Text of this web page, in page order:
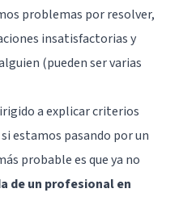
problemas por resolver,
insatisfactorias y
(pueden ser varias
a explicar criterios
estamos pasando por un
probable es que ya no
de un profesional en